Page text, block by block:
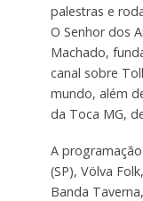
palestras e
O Senhor dos
Machado,
canal sobre
mundo, além
da Toca MG,
A
(SP), Völva
Banda